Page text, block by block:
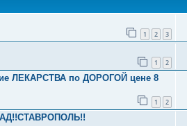
1 2 3
1 2
ЛЕКАРСТВА по ДОРОГОЙ цене 8
1 2